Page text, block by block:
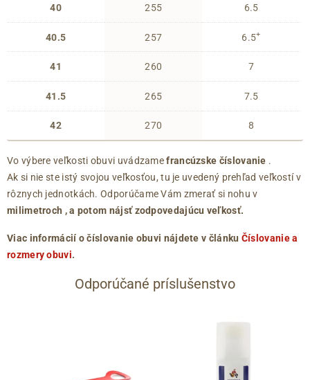
40
40.5
41
41.5
42
255
257
260
265
270
6.5
6.5+
7
7.5
8
Vo výbere veľkosti obuvi uvádzamefrancúzske číslovanie .
Ak si nie ste istý svojou veľkosťou, tu je uvedený prehľad veľkostí v
rôznych jednotkách. Odporúčame Vám zmerať si nohu v
milimetroch , a potom nájsť zodpovedajúcu veľkosť.
Viac informácií o číslovanie obuvi nájdete v článku Číslovanie a
rozmery obuvi.
Odporúčané príslušenstvo